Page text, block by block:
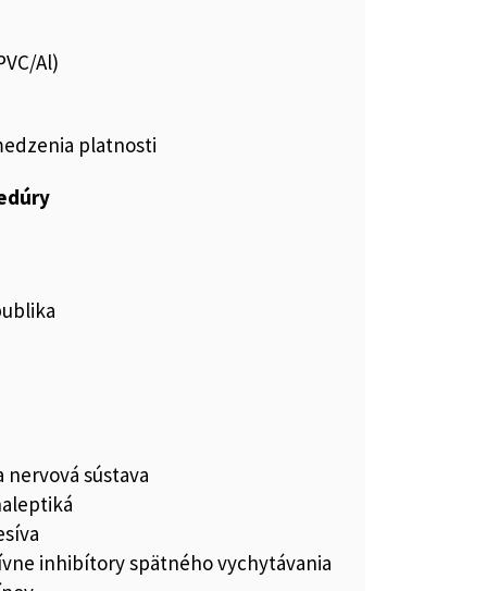
Al)
platnosti
nervová sústava
inhibítory spätného vychytávania